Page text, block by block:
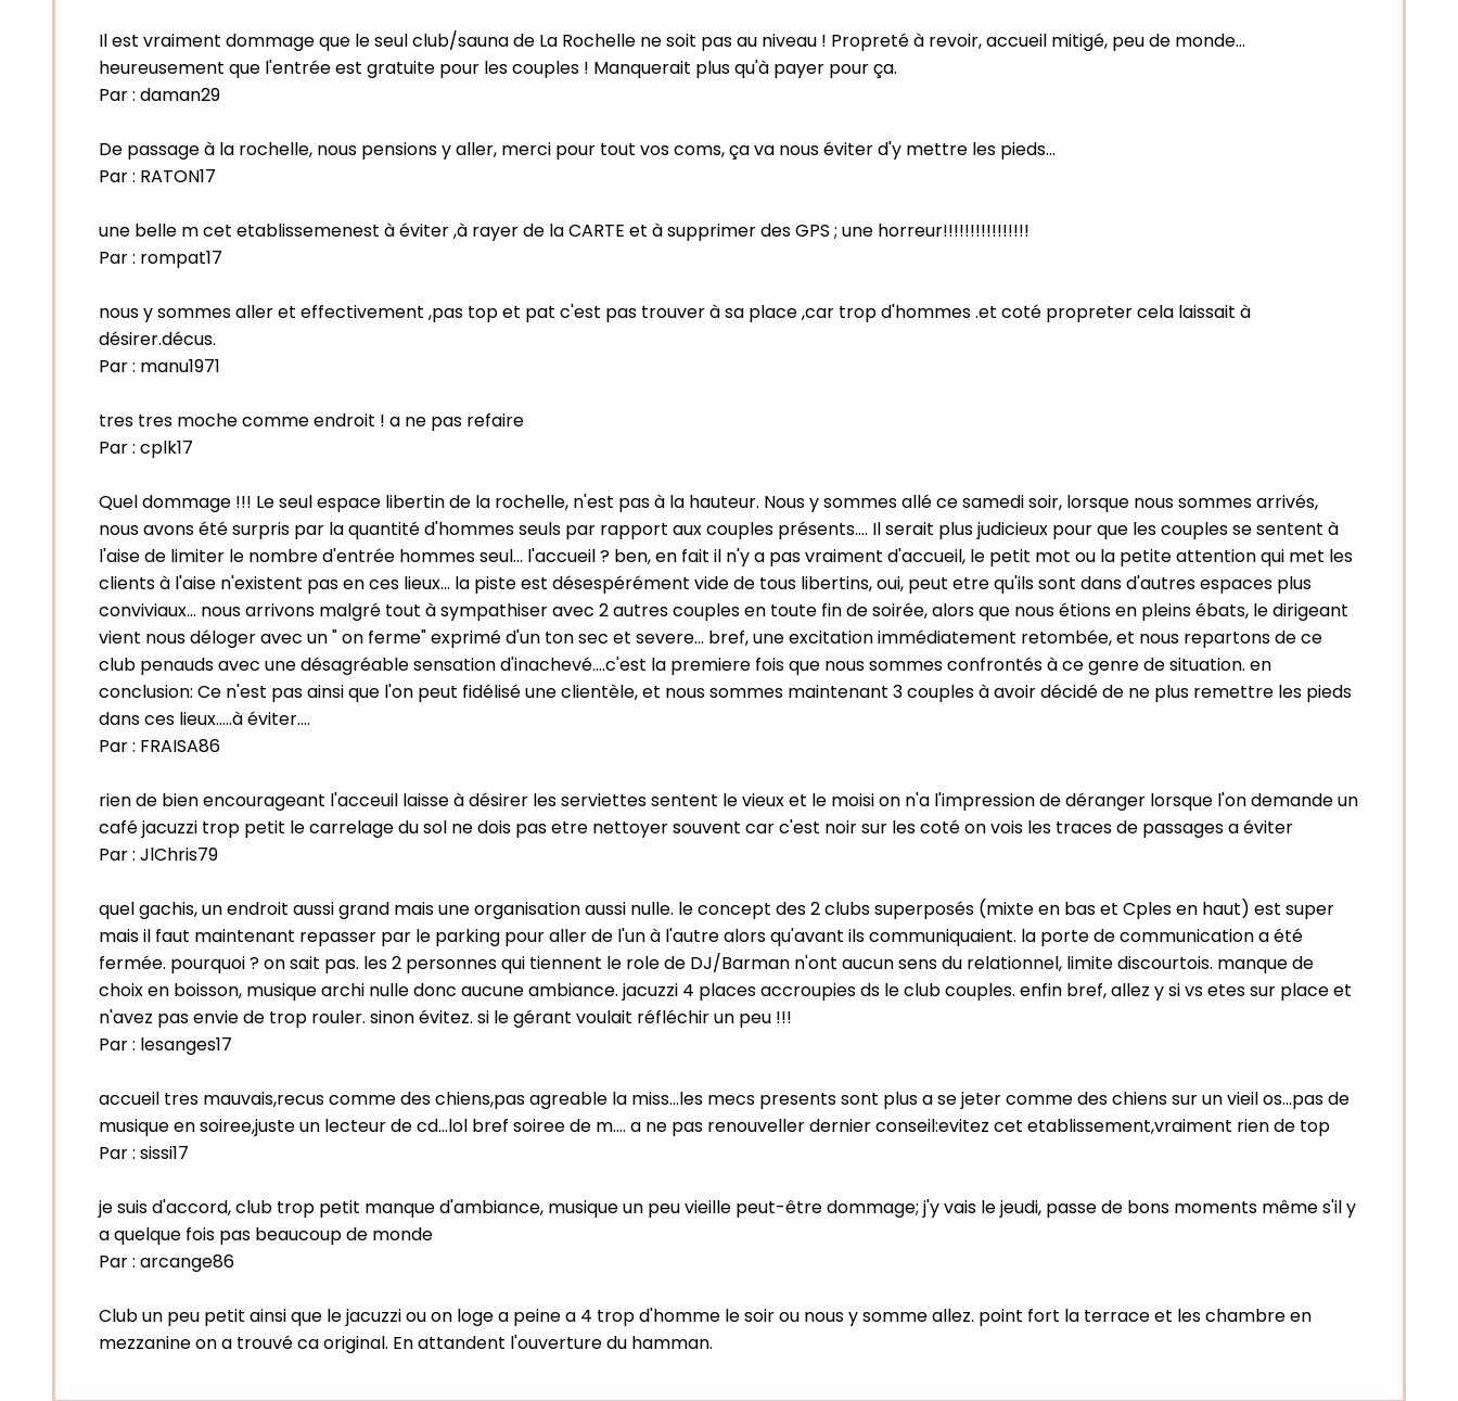
Il est vraiment dommage que le seul club/sauna de La Rochelle ne soit pas au niveau ! Propreté à revoir, accueil mitigé, peu de monde...
heureusement que l'entrée est gratuite pour les couples ! Manquerait plus qu'à payer pour ça.
Par : daman29
De passage à la rochelle, nous pensions y aller, merci pour tout vos coms, ça va nous éviter d'y mettre les pieds...
Par : RATON17
une belle m cet etablissemenest à éviter ,à rayer de la CARTE et à supprimer des GPS ; une horreur!!!!!!!!!!!!!!!!
Par : rompat17
nous y sommes aller et effectivement ,pas top et pat c'est pas trouver à sa place ,car trop d'hommes .et coté propreter cela laissait à
désirer.décus.
Par : manu1971
tres tres moche comme endroit ! a ne pas refaire
Par : cplk17
Quel dommage !!! Le seul espace libertin de la rochelle, n'est pas à la hauteur. Nous y sommes allé ce samedi soir, lorsque nous sommes arrivés,
nous avons été surpris par la quantité d'hommes seuls par rapport aux couples présents.... Il serait plus judicieux pour que les couples se sentent à
l'aise de limiter le nombre d'entrée hommes seul... l'accueil ? ben, en fait il n'y a pas vraiment d'accueil, le petit mot ou la petite attention qui met les
clients à l'aise n'existent pas en ces lieux... la piste est désespérément vide de tous libertins, oui, peut etre qu'ils sont dans d'autres espaces plus
conviviaux... nous arrivons malgré tout à sympathiser avec 2 autres couples en toute fin de soirée, alors que nous étions en pleins ébats, le dirigeant
vient nous déloger avec un " on ferme" exprimé d'un ton sec et severe... bref, une excitation immédiatement retombée, et nous repartons de ce
club penauds avec une désagréable sensation d'inachevé....c'est la premiere fois que nous sommes confrontés à ce genre de situation. en
conclusion: Ce n'est pas ainsi que l'on peut fidélisé une clientèle, et nous sommes maintenant 3 couples à avoir décidé de ne plus remettre les pieds
dans ces lieux.....à éviter....
Par : FRAISA86
rien de bien encourageant l'acceuil laisse à désirer les serviettes sentent le vieux et le moisi on n'a l'impression de déranger lorsque l'on demande un
café jacuzzi trop petit le carrelage du sol ne dois pas etre nettoyer souvent car c'est noir sur les coté on vois les traces de passages a éviter
Par : JlChris79
quel gachis, un endroit aussi grand mais une organisation aussi nulle. le concept des 2 clubs superposés (mixte en bas et Cples en haut) est super
mais il faut maintenant repasser par le parking pour aller de l'un à l'autre alors qu'avant ils communiquaient. la porte de communication a été
fermée. pourquoi ? on sait pas. les 2 personnes qui tiennent le role de DJ/Barman n'ont aucun sens du relationnel, limite discourtois. manque de
choix en boisson, musique archi nulle donc aucune ambiance. jacuzzi 4 places accroupies ds le club couples. enfin bref, allez y si vs etes sur place et
n'avez pas envie de trop rouler. sinon évitez. si le gérant voulait réfléchir un peu !!!
Par : lesanges17
accueil tres mauvais,recus comme des chiens,pas agreable la miss...les mecs presents sont plus a se jeter comme des chiens sur un vieil os...pas de
musique en soiree,juste un lecteur de cd...lol bref soiree de m.... a ne pas renouveller dernier conseil:evitez cet etablissement,vraiment rien de top
Par : sissi17
je suis d'accord, club trop petit manque d'ambiance, musique un peu vieille peut-être dommage; j'y vais le jeudi, passe de bons moments même s'il y
a quelque fois pas beaucoup de monde
Par : arcange86
Club un peu petit ainsi que le jacuzzi ou on loge a peine a 4 trop d'homme le soir ou nous y somme allez. point fort la terrace et les chambre en
mezzanine on a trouvé ca original. En attandent l'ouverture du hamman.